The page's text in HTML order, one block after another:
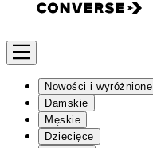
Nowości i wyróżnione
Damskie
Męskie
Dziecięce